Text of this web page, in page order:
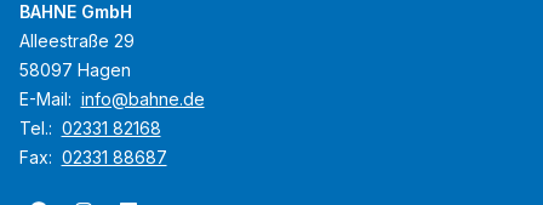
BAHNE GmbH
Alleestraße 29
58097 Hagen
E-Mail: info@bahne.de
Tel.: 02331 82168
Fax: 02331 88687